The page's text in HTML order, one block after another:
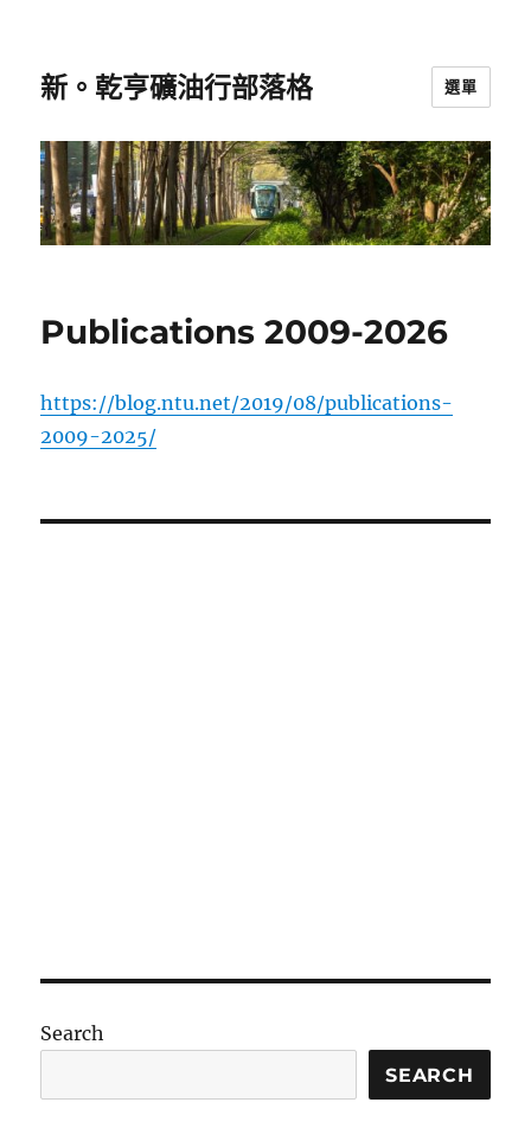
新。乾亨礦油行部落格 選單
Publications 2009-2026
https://blog.ntu.net/2019/08/publications-
2009-2025/
Search
SEARCH